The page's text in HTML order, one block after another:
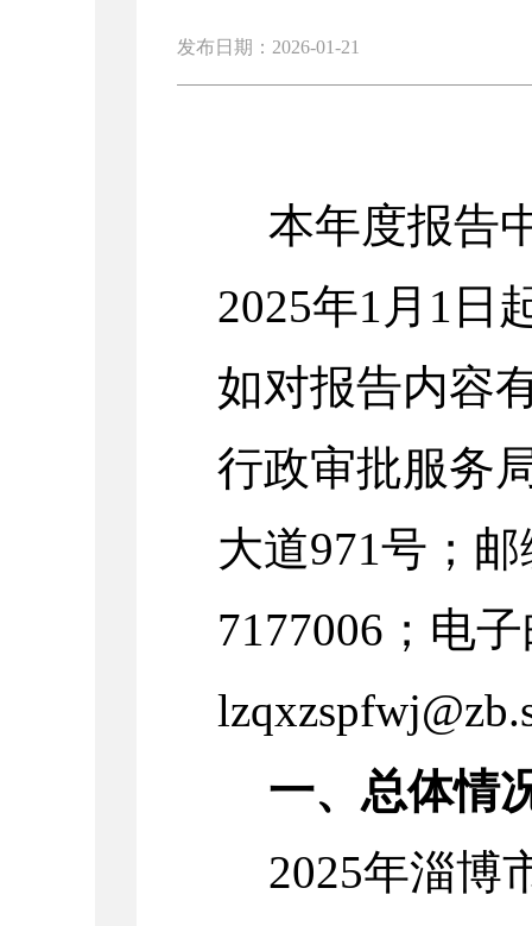
发布日期：2026-01-21
本年度报告
2025年1月1日
如对报告内容
行政审批服务
大道971号 ；
7177006 ；电
一、总体情
2025年淄博